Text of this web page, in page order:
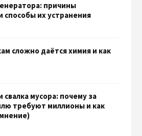
причины
способы их устранения
сложно даётся химия и как
свалка мусора: почему за
требуют миллионы и как